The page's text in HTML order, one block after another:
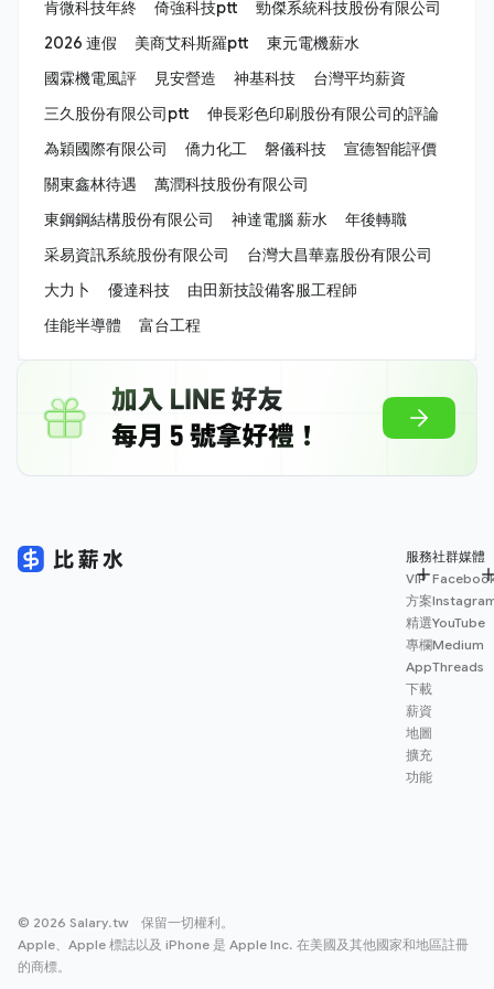
肯微科技年終
倚強科技ptt
勁傑系統科技股份有限公司
2026 連假
美商艾科斯羅ptt
東元電機薪水
國霖機電風評
見安營造 神基科技
台灣平均薪資
三久股份有限公司ptt
伸長彩色印刷股份有限公司的評論
為穎國際有限公司
僑力化工 磐儀科技
宣德智能評價
關東鑫林待遇
萬潤科技股份有限公司
東鋼鋼結構股份有限公司
神達電腦 薪水
年後轉職
采易資訊系統股份有限公司
台灣大昌華嘉股份有限公司
大力卜
優達科技
由田新技設備客服工程師
佳能半導體
富台工程
服務
VIP
方案
精選
專欄
App
下載
薪資
地圖
擴充
功能
社群媒體
YouTube
Medium
Threads
© 2026 Salary.tw 保留一切權利。
Apple、Apple 標誌以及 iPhone 是 Apple Inc. 在美國及其他國家和地區註冊
的商標。